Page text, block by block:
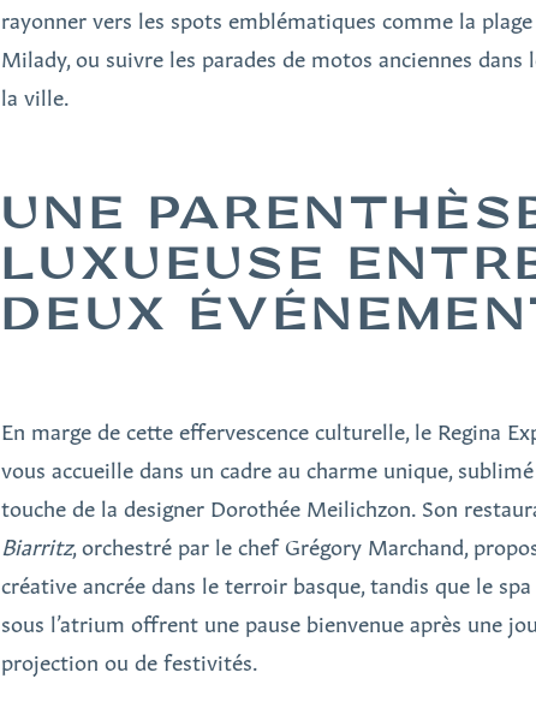
rayonner vers les spots emblématiques comme la
Milady, ou suivre les parades de motos anciennes dans
la ville.
UNE
LUXUEUSE
DEUX
En marge de cette effervescence culturelle, le Regina
vous accueille dans un cadre au charme unique,
touche de la designer Dorothée Meilichzon. Son
Biarritz, orchestré par le chef Grégory Marchand,
créative ancrée dans le terroir basque, tandis que le
sous l’atrium offrent une pause bienvenue après une
projection ou de festivités.